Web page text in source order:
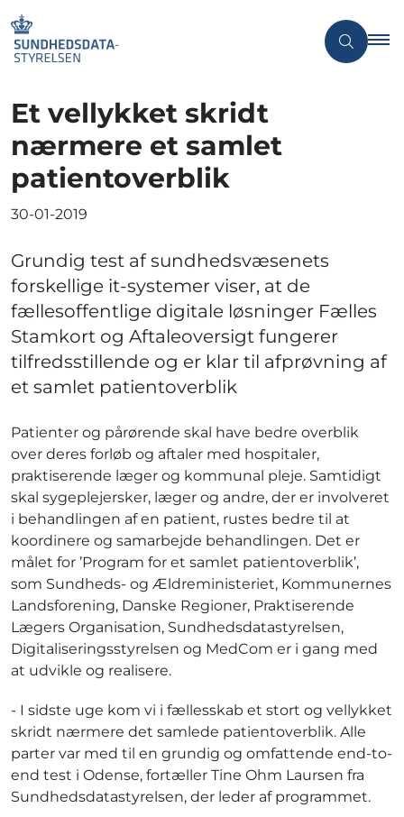
Et vellykket skridt
nærmere et samlet
patientoverblik
30-01-2019
Grundig test af sundhedsvæsenets
forskellige it-systemer viser, at de
fællesoffentlige digitale løsninger Fælles
Stamkort og Aftaleoversigt fungerer
tilfredsstillende og er klar til afprøvning af
et samlet patientoverblik
Patienter og pårørende skal have bedre overblik
over deres forløb og aftaler med hospitaler,
praktiserende læger og kommunal pleje. Samtidigt
skal sygeplejersker, læger og andre, der er involveret
i behandlingen af en patient, rustes bedre til at
koordinere og samarbejde behandlingen. Det er
målet for ’Program for et samlet patientoverblik’,
som Sundheds- og Ældreministeriet, Kommunernes
Landsforening, Danske Regioner, Praktiserende
Lægers Organisation, Sundhedsdatastyrelsen,
Digitaliseringsstyrelsen og MedCom er i gang med
at udvikle og realisere.
- I sidste uge kom vi i fællesskab et stort og vellykket
skridt nærmere det samlede patientoverblik. Alle
parter var med til en grundig og omfattende end-to-
end test i Odense, fortæller Tine Ohm Laursen fra
Sundhedsdatastyrelsen, der leder af programmet.